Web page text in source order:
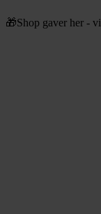
til
🎁Shop gaver her -